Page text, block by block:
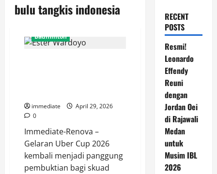
bulu tangkis indonesia
Badminton
immediate
April 29, 2026
0
Immediate-Renova –
Gelaran Uber Cup 2026
kembali menjadi panggung
pembuktian bagi skuad
RECENT
POSTS
Resmi!
Leonardo
Effendy
Reuni
dengan
Jordan Oei
di Rajawali
Medan
untuk
Musim IBL
2026